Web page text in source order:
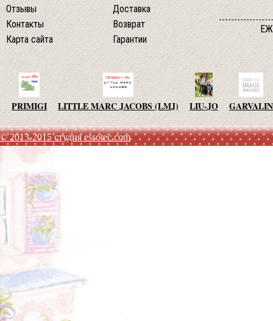
Отзывы
Контакты
Карта сайта
Доставка
Возврат
Гарантии
PRIMIGI LITTLE MARC JACOBS (LMJ) LIU-JO GARVALIN
AGATHA RUIZ DE LA PRADA
SISLEY
© 2013-2015 студия essotec.com